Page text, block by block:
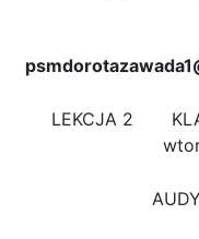
LEKCJA 2